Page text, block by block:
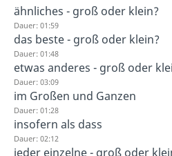
ähnliches - groß oder klein?
Dauer: 01:59
das beste - groß oder klein?
Dauer: 01:48
etwas anderes - groß oder
Dauer: 03:09
im Großen und Ganzen
Dauer: 01:28
insofern als dass
Dauer: 02:12
jeder einzelne - groß oder